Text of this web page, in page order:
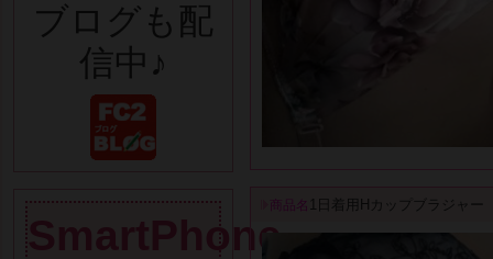
ブログも配
信中♪
SmartPhone
商品名 1日着用Hカップブラジャー